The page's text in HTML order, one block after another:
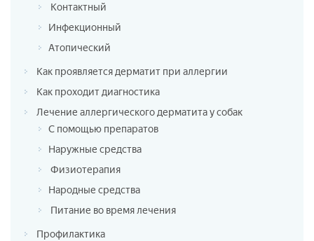
Контактный
Инфекционный
Атопический
Как проявляется дерматит при аллергии
Как проходит диагностика
Лечение аллергического дерматита у собак
С помощью препаратов
Наружные средства
Физиотерапия
Народные средства
Питание во время лечения
Профилактика